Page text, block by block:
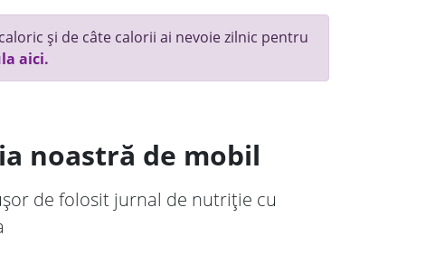
și de câte calorii ai nevoie zilnic pentru
aici.
noastră de mobil
de folosit jurnal de nutriție cu